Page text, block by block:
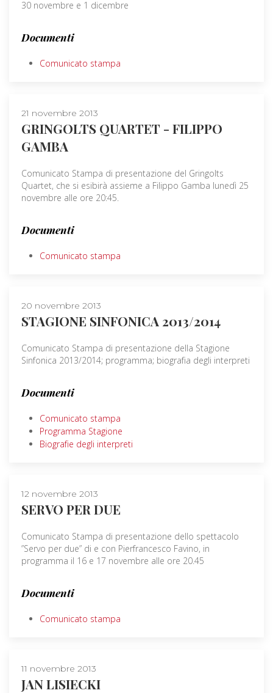
30 novembre e 1 dicembre
Documenti
Comunicato stampa
21 novembre 2013
GRINGOLTS QUARTET - FILIPPO
GAMBA
Comunicato Stampa di presentazione del Gringolts
Quartet, che si esibirà assieme a Filippo Gamba lunedì 25
novembre alle ore 20:45.
Documenti
Comunicato stampa
20 novembre 2013
STAGIONE SINFONICA 2013/2014
Comunicato Stampa di presentazione della Stagione
Sinfonica 2013/2014; programma; biografia degli interpreti
Documenti
Comunicato stampa
Programma Stagione
Biografie degli interpreti
12 novembre 2013
SERVO PER DUE
Comunicato Stampa di presentazione dello spettacolo
”Servo per due” di e con Pierfrancesco Favino, in
programma il 16 e 17 novembre alle ore 20.45
Documenti
Comunicato stampa
11 novembre 2013
JAN LISIECKI